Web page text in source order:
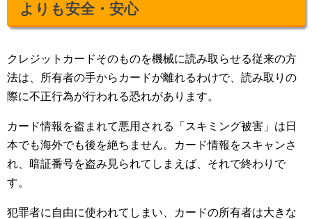
よりも安全・安心
クレジットカードそのものを機械に読み取らせる従来の方
法は、所有者の手からカードが離れるわけで、読み取りの
際に不正行為が行われる恐れがあります。
カード情報を盗まれて悪用される「スキミング被害」は日
本でも海外でも後を絶ちません。カード情報をスキャンさ
れ、暗証番号を盗み見られてしまえば、それで終わりで
す。
犯罪者に自由に使われてしまい、カードの所有者は大きな